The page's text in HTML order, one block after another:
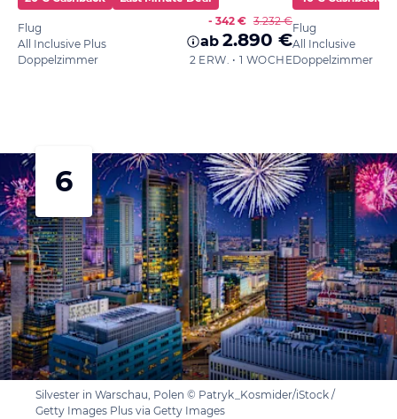
Flug
All Inclusive Plus
Doppelzimmer
- 342 € 3.232 €
ab 2.890 €
2 ERW. • 1 WOCHE
Flug
All Inclusive
Doppelzimmer
6
Silvester in Warschau, Polen © Patryk_Kosmider/iStock /
Getty Images Plus via Getty Images